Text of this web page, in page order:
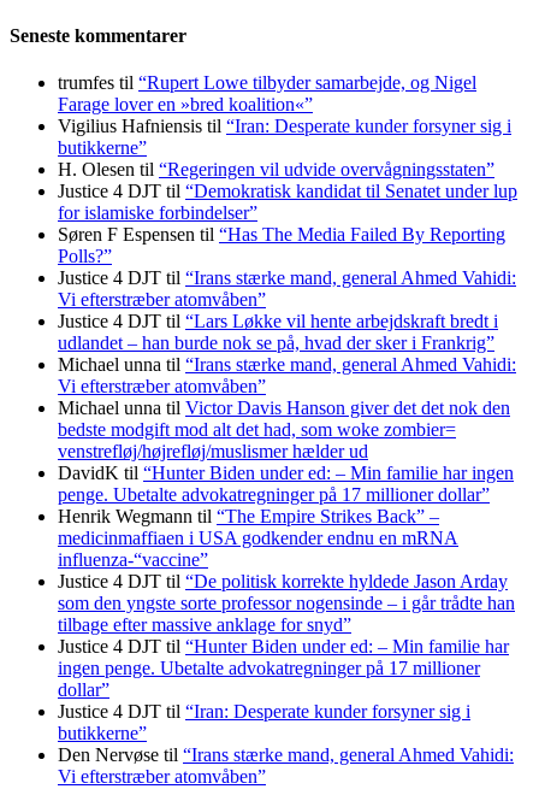
Seneste kommentarer
trumfes til “Rupert Lowe tilbyder samarbejde, og Nigel
Farage lover en »bred koalition«”
Vigilius Hafniensis til “Iran: Desperate kunder forsyner sig i
butikkerne”
H. Olesen til “Regeringen vil udvide overvågningsstaten”
Justice 4 DJT til “Demokratisk kandidat til Senatet under lup
for islamiske forbindelser”
Søren F Espensen til “Has The Media Failed By Reporting
Polls?”
Justice 4 DJT til “Irans stærke mand, general Ahmed Vahidi:
Vi efterstræber atomvåben”
Justice 4 DJT til “Lars Løkke vil hente arbejdskraft bredt i
udlandet – han burde nok se på, hvad der sker i Frankrig”
Michael unna til “Irans stærke mand, general Ahmed Vahidi:
Vi efterstræber atomvåben”
Michael unna til Victor Davis Hanson giver det det nok den
bedste modgift mod alt det had, som woke zombier=
venstrefløj/højrefløj/muslismer hælder ud
DavidK til “Hunter Biden under ed: – Min familie har ingen
penge. Ubetalte advokat­regninger på 17 millioner dollar”
Henrik Wegmann til “The Empire Strikes Back” –
medicinmaffiaen i USA godkender endnu en mRNA
influenza-“vaccine”
Justice 4 DJT til “De politisk korrekte hyldede Jason Arday
som den yngste sorte professor nogensinde – i går trådte han
tilbage efter massive anklage for snyd”
Justice 4 DJT til “Hunter Biden under ed: – Min familie har
ingen penge. Ubetalte advokat­regninger på 17 millioner
dollar”
Justice 4 DJT til “Iran: Desperate kunder forsyner sig i
butikkerne”
Den Nervøse til “Irans stærke mand, general Ahmed Vahidi:
Vi efterstræber atomvåben”